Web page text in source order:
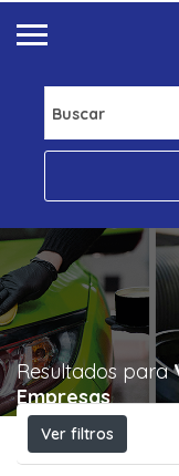
Buscar
Resultados para
Empresas
Ver filtros